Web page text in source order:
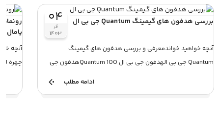
۰۴
آذر
۱۴۰۳
بررسی هدفون های گیمینگ Quantum جی بی ال
آنچه خواهید خواندمعرفی و بررسی هدفون های گیمینگ
Quantum جی بی الهدفون جی بی ال Quantum 100هدفون جی
ادامه مطلب
یامال
آنچه
چهره